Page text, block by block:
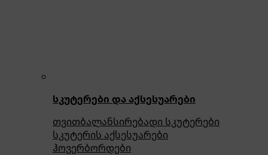
სკუტერები და აქსესუარები
თვითბალანსირებადი სკუტერები
სკუტერის აქსესუარები
ჰოვერბორდები